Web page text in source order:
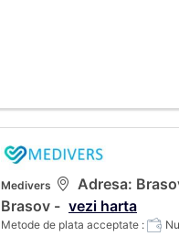
Medivers
Adresa:
Brasov - vezi harta
Metode de plata acceptate :